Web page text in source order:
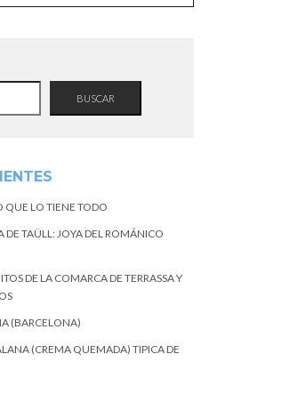
BUSCAR
QUE LO TIENE TODO
DE TAÜLL: JOYA DEL ROMÁNICO
DE LA COMARCA DE TERRASSA Y
(BARCELONA)
(CREMA QUEMADA) TIPICA DE